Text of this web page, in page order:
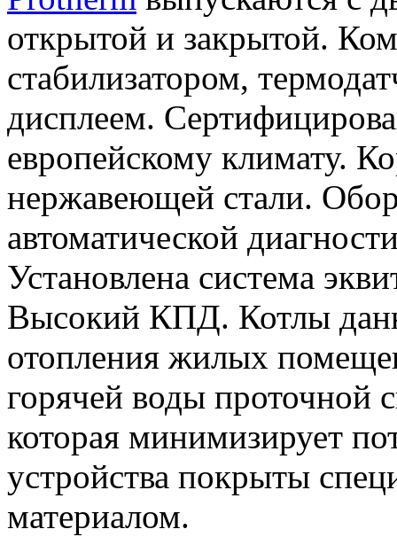
открытой и закрытой.
стабилизатором,
дисплеем.
европейскому климату.
нержавеющей стали.
автоматической
Установлена система
Высокий КПД. Котлы
отопления жилых
горячей воды проточной
которая минимизирует
устройства покрыты
материалом.